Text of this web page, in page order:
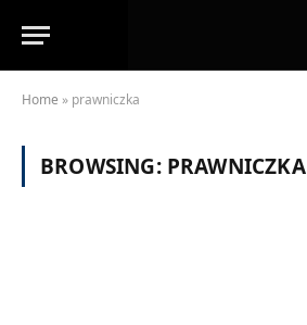
Home » prawniczka
BROWSING: PRAWNICZKA